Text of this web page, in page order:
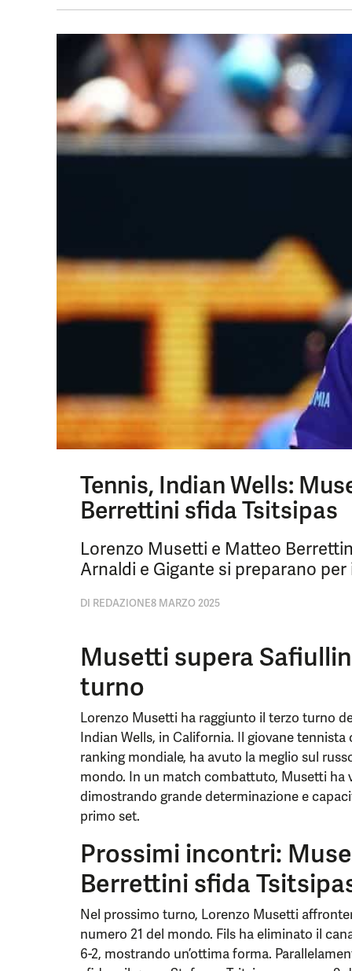
Tennis, Indian Wells:
Berrettini sfida Tsitsipas
Lorenzo Musetti e Matteo
Arnaldi e Gigante si preparano
DI REDAZIONE8 MARZO 2025
Musetti supera
turno
Lorenzo Musetti ha raggiunto il terzo turno
Indian Wells, in California. Il giovane
ranking mondiale, ha avuto la meglio sul
mondo. In un match combattuto, Musetti ha
dimostrando grande determinazione e
primo set.
Prossimi incontri:
Berrettini sfida
Nel prossimo turno, Lorenzo Musetti
numero 21 del mondo. Fils ha eliminato il
6-2, mostrando un’ottima forma.